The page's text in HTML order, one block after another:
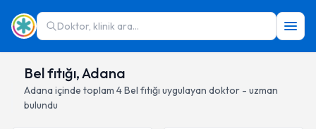
Doktor, klinik ara...
Bel fıtığı, Adana
Adana içinde toplam 4Bel fıtığı uygulayan doktor - uzman
bulundu